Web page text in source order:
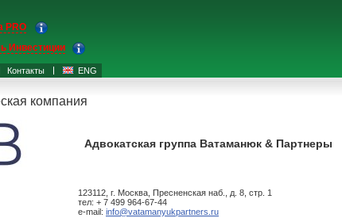
Контакты ENG
PRO
Инвестиции
компания
Адвокатская группа Ватаманюк & Партнеры
123112, г. Москва, Пресненская наб., д. 8, стр. 1
тел: + 7 499 964-67-44
e-mail: info@vatamanyukpartners.ru